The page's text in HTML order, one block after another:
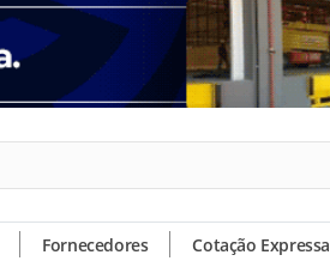
Fornecedores Cotação Expressa